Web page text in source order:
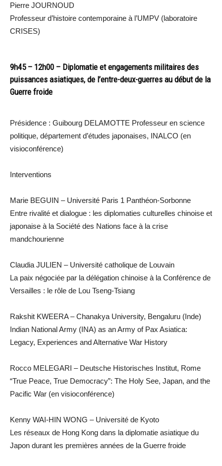
Pierre JOURNOUD
Professeur d’histoire contemporaine à l’UMPV (laboratoire
CRISES)
9h45 – 12h00 – Diplomatie et engagements militaires des
puissances asiatiques, de l’entre-deux-guerres au début de la
Guerre froide
Présidence : Guibourg DELAMOTTE Professeur en science
politique, département d’études japonaises, INALCO (en
visioconférence)
Interventions
Marie BEGUIN – Université Paris 1 Panthéon-Sorbonne
Entre rivalité et dialogue : les diplomaties culturelles chinoise et
japonaise à la Société des Nations face à la crise
mandchourienne
Claudia JULIEN – Université catholique de Louvain
La paix négociée par la délégation chinoise à la Conférence de
Versailles : le rôle de Lou Tseng-Tsiang
Rakshit KWEERA – Chanakya University, Bengaluru (Inde)
Indian National Army (INA) as an Army of Pax Asiatica:
Legacy, Experiences and Alternative War History
Rocco MELEGARI – Deutsche Historisches Institut, Rome
“True Peace, True Democracy”: The Holy See, Japan, and the
Pacific War (en visioconférence)
Kenny WAI-HIN WONG – Université de Kyoto
Les réseaux de Hong Kong dans la diplomatie asiatique du
Japon durant les premières années de la Guerre froide